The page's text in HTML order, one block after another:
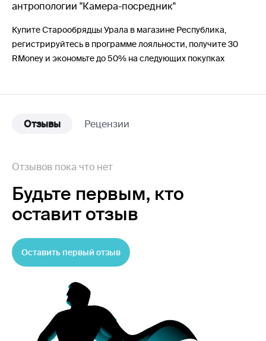
антропологии "Камера-посредник"
Купите Старообрядцы Урала в магазине Республика,
регистрируйтесь в программе лояльности, получите 30
RMoney и экономьте до 50% на следующих покупках
Отзывы Рецензии
Отзывов пока что нет
Будьте первым, кто
оставит отзыв
Оставить первый отзыв